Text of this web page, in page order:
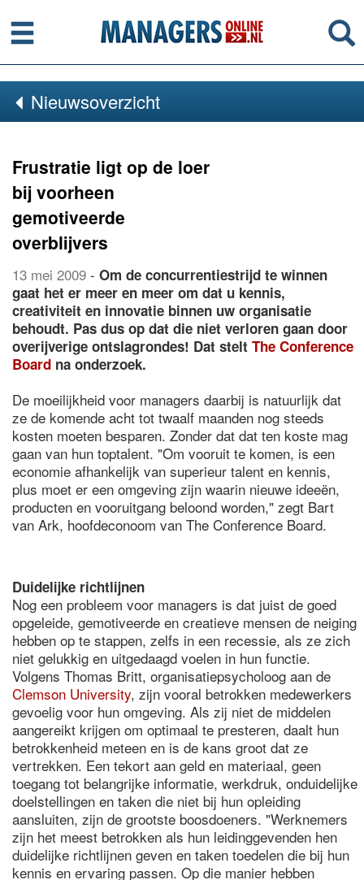
Menu
Nieuwsoverzicht
Frustratie ligt op de loer
bij voorheen
gemotiveerde
overblijvers
13 mei 2009 - Om de concurrentiestrijd te winnen
gaat het er meer en meer om dat u kennis,
creativiteit en innovatie binnen uw organisatie
behoudt. Pas dus op dat die niet verloren gaan door
overijverige ontslagrondes! Dat stelt The Conference
Board na onderzoek.
De moeilijkheid voor managers daarbij is natuurlijk dat
ze de komende acht tot twaalf maanden nog steeds
kosten moeten besparen. Zonder dat dat ten koste mag
gaan van hun toptalent. "Om vooruit te komen, is een
economie afhankelijk van superieur talent en kennis,
plus moet er een omgeving zijn waarin nieuwe ideeën,
producten en vooruitgang beloond worden," zegt Bart
van Ark, hoofdeconoom van The Conference Board.
Duidelijke richtlijnen
Nog een probleem voor managers is dat juist de goed
opgeleide, gemotiveerde en creatieve mensen de neiging
hebben op te stappen, zelfs in een recessie, als ze zich
niet gelukkig en uitgedaagd voelen in hun functie.
Volgens Thomas Britt, organisatiepsycholoog aan de
Clemson University, zijn vooral betrokken medewerkers
gevoelig voor hun omgeving. Als zij niet de middelen
aangereikt krijgen om optimaal te presteren, daalt hun
betrokkenheid meteen en is de kans groot dat ze
vertrekken. Een tekort aan geld en materiaal, geen
toegang tot belangrijke informatie, werkdruk, onduidelijke
doelstellingen en taken die niet bij hun opleiding
aansluiten, zijn de grootste boosdoeners. "Werknemers
zijn het meest betrokken als hun leidinggevenden hen
duidelijke richtlijnen geven en taken toedelen die bij hun
kennis en ervaring passen. Op die manier hebben